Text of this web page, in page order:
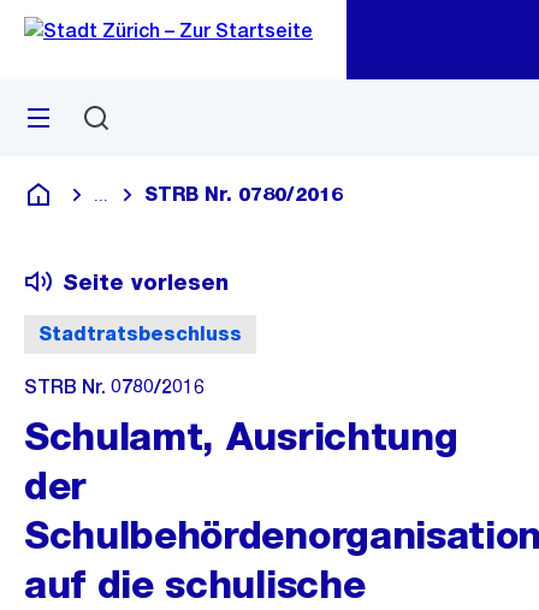
Navigation
Sprunglink
Menü
Deutsch
Blende alle Breadcrumbs ein
STRB Nr. 0780/2016
Stadtratsbeschluss
Seite vorlesen
STRB Nr. 0780/2016
Schulamt, Ausrichtung
der
auf die schulische